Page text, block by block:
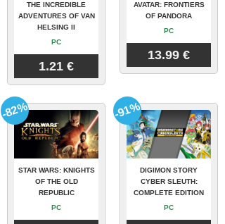
THE INCREDIBLE
ADVENTURES OF VAN
HELSING II
PC
1.21 €
AVATAR: FRONTIERS
OF PANDORA
PC
13.99 €
STAR WARS: KNIGHTS
OF THE OLD
REPUBLIC
PC
-82%
DIGIMON STORY
CYBER SLEUTH:
COMPLETE EDITION
PC
-91%